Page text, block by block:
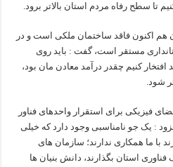
سطح رفاه مردم استان بالاتر برود.
هم اکنون فاقد ساختمان ملکی است و در
مستقر است، گفت : باید روی
کنیم چقدر درآمد معادن مان بود،
شود.
فیزیکی برای استقرار واحدهای فناور
: یک جو نامناسبی وجود دارد که خیلی
با ما همکاری ندارند؛ سازمان های
فناوری استان بگذارند، دانش بنیان ها